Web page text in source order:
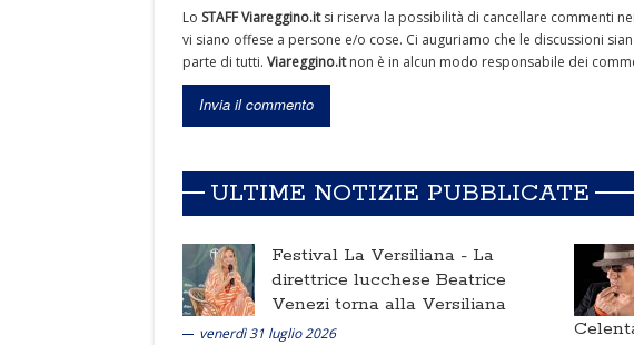
Lo STAFF Viareggino.itsi riserva la possibilità di cancellare commenti
vi siano offese a persone e/o cose. Ci auguriamo che le discussioni
parte di tutti. Viareggino.itnon è in alcun modo responsabile dei
ULTIME NOTIZIE PUBBLICATE
Festival La Versiliana - La
direttrice lucchese Beatrice
Venezi torna alla Versiliana
venerdì 31 luglio 2026